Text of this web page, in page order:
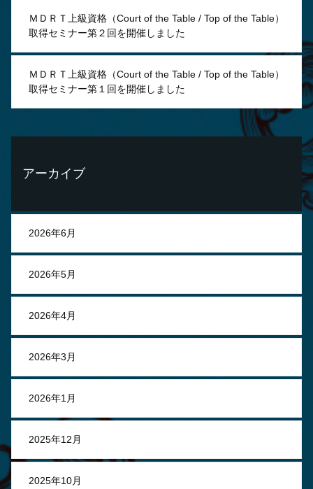
ＭＤＲＴ上級資格（Court of the Table / Top of the Table）
取得セミナー第２回を開催しました
ＭＤＲＴ上級資格（Court of the Table / Top of the Table）
取得セミナー第１回を開催しました
アーカイブ
2026年6月
2026年5月
2026年4月
2026年3月
2026年1月
2025年12月
2025年10月